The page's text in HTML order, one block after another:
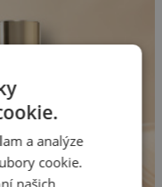
a analýze
cookie.
našich